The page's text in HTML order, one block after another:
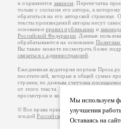
Мы используем
улучшения
Оставаясь на
и охраняются законом . Перепечатка
только с согласия его автора, к
обратиться на его авторской странице.
тексты произведений авторы несут
основанииправил публикации и
Российской Федерации . Данные
обрабатываются на основании Политики
Вы также можете посмотреть более
связаться с администрацией
Ежедневная аудитория портала
посетителей, которые в общей сумме
страниц по данным счетчика
от этого текста. В каждой графе
просмотров и количество посетителей.
© Все права принадлежат авторам,
эгидойРоссийского союза писателей